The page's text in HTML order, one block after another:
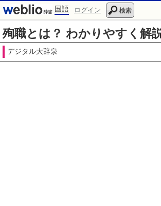
国語 ログイン 検索
殉職とは？ わかりやすく解
デジタル大辞泉